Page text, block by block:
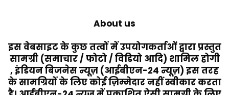
About us
इस वेबसाइट के कुछ तत्वों में उपयोगकर्ताओं द्वारा प्रस्तुत
सामग्री (समाचार / फोटो / विडियो आदि) शामिल होगी
, इंडियन बिजनेस न्यूज़ (आईबीएन-24 न्यूज़) इस तरह
के सामग्रियों के लिए कोई ज़िम्मेदार नहीं स्वीकार करता